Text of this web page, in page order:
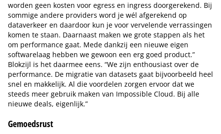
worden geen kosten voor egress en ingress doorgerekend. Bij
sommige andere providers word je wél afgerekend op
dataverkeer en daardoor kun je voor vervelende verrassingen
komen te staan. Daarnaast maken we grote stappen als het
om performance gaat. Mede dankzij een nieuwe eigen
softwarelaag hebben we gewoon een erg goed product.”
Blokzijl is het daarmee eens. “We zijn enthousiast over de
performance. De migratie van datasets gaat bijvoorbeeld heel
snel en makkelijk. Al die voordelen zorgen ervoor dat we
steeds meer gebruik maken van Impossible Cloud. Bij alle
nieuwe deals, eigenlijk.”
Gemoedsrust